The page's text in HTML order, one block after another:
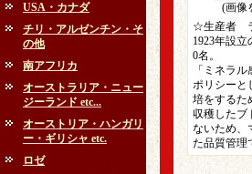
USA・カナダ
チリ・アルゼンチン・そ
の他
南アフリカ
オーストラリア・ニュー
ジーランド etc...
オーストリア・ハンガリ
ー・ギリシャ etc.
ロゼ
(画像
☆生産者
1923年設
0名。
「ミネラ
ポリシーと
培をするた
収穫したブ
ないため、
た品質管理